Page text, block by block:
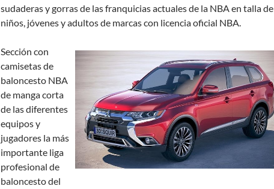
sudaderas y gorras de las franquicias actuales de la NBA en talla de
niños, jóvenes y adultos de marcas con licencia oficial NBA.
Sección con
camisetas de
baloncesto NBA
de manga corta
de las diferentes
equipos y
jugadores la más
importante liga
profesional de
baloncesto del